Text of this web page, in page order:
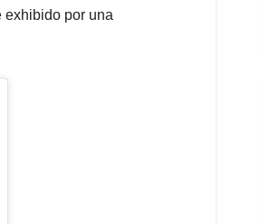
exhibido por una